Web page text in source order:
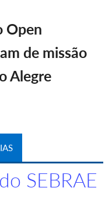
Open
de missão
Alegre
SEBRAE